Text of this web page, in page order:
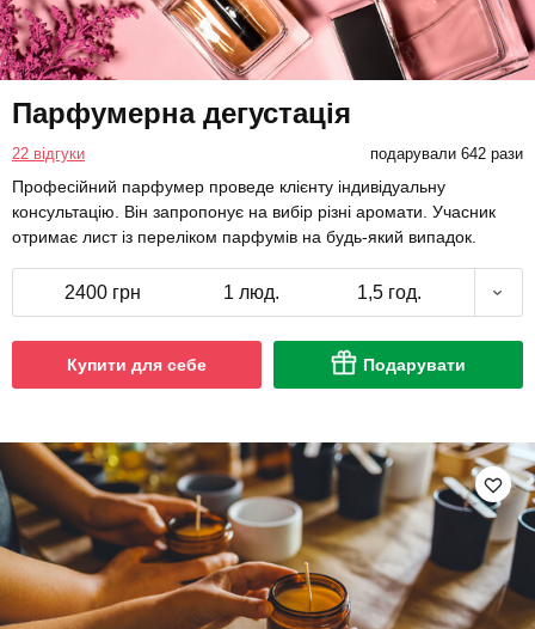
Парфумерна дегустація
22 відгуки подарували 642 рази
Професійний парфумер проведе клієнту індивідуальну
консультацію. Він запропонує на вибір різні аромати. Учасник
отримає лист із переліком парфумів на будь-який випадок.
2400 грн 1 люд. 1,5 год.
Купити для себе Подарувати